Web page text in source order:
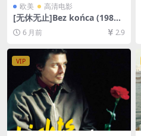
欧美 高清电影
[无休无止]Bez końca (1985)
[百度网盘+夸克网盘1080P超
清未删减资源][网盘在线播放/
6 月前 2.9
VIP